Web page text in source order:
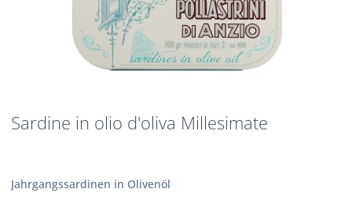
Sardine in olio d'oliva Millesimate
Jahrgangssardinen in Olivenöl